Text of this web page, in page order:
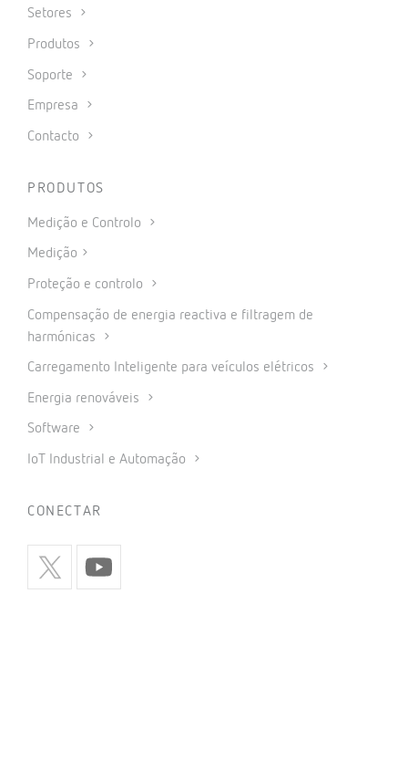
Setores
Produtos
Soporte
Empresa
Contacto
PRODUTOS
Medição e Controlo
Medição
Proteção e controlo
Compensação de energia reactiva e filtragem de
harmónicas
Carregamento Inteligente para veículos elétricos
Energia renováveis
Software
IoT Industrial e Automação
CONECTAR